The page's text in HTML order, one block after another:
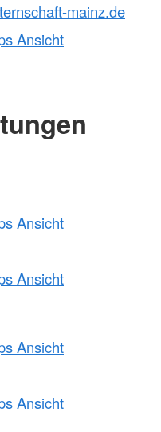
mainz.de
Ansicht
Ansicht
Ansicht
Ansicht
Ansicht